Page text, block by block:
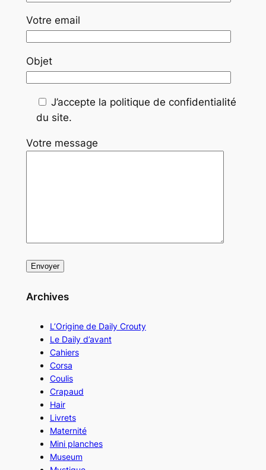
Votre email
Objet
J’accepte la politique de confidentialité
du site.
Votre message
Archives
L’Origine de Daily Crouty
Le Daily d’avant
Cahiers
Corsa
Coulis
Crapaud
Hair
Livrets
Maternité
Mini planches
Museum